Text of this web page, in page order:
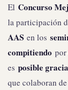
El Concurso
la participación
AAS en los
compitiendo
es posible
que colaboran